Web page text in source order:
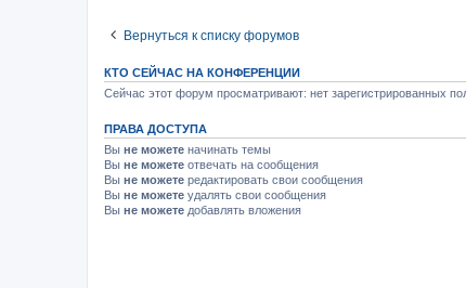
Вернуться к списку форумов
КТО СЕЙЧАС НА КОНФЕРЕНЦИИ
Сейчас этот форум просматривают: нет зарегистрированных
ПРАВА ДОСТУПА
Вы не можете начинать темы
Вы не можете отвечать на сообщения
Вы не можете редактировать свои сообщения
Вы не можете удалять свои сообщения
Вы не можете добавлять вложения